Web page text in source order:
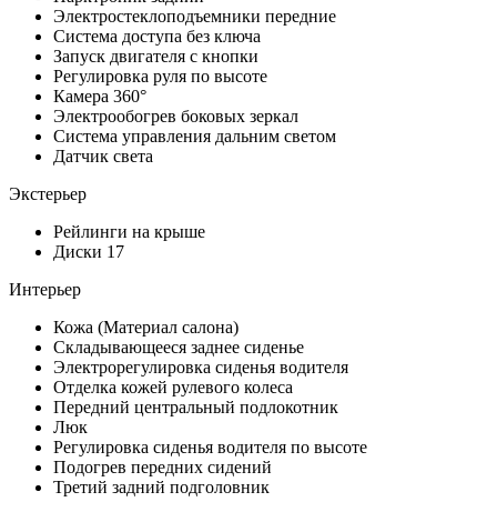
Электростеклоподъемники передние
Система доступа без ключа
Запуск двигателя с кнопки
Регулировка руля по высоте
Камера 360°
Электрообогрев боковых зеркал
Система управления дальним светом
Датчик света
Экстерьер
Рейлинги на крыше
Диски 17
Интерьер
Кожа (Материал салона)
Складывающееся заднее сиденье
Электрорегулировка сиденья водителя
Отделка кожей рулевого колеса
Передний центральный подлокотник
Люк
Регулировка сиденья водителя по высоте
Подогрев передних сидений
Третий задний подголовник